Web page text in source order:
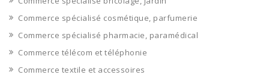
Commerce spécialisé cosmétique, parfumerie
Commerce spécialisé pharmacie, paramédical
Commerce télécom et téléphonie
Commerce textile et accessoires